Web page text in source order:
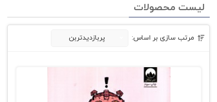
لیست محصولات
مرتب سازی بر اساس: پربازدیدتربن